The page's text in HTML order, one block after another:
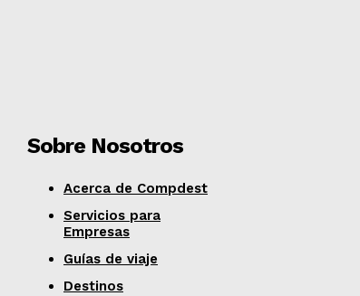
Sobre Nosotros
Acerca de Compdest
Servicios para
Empresas
Guías de viaje
Destinos